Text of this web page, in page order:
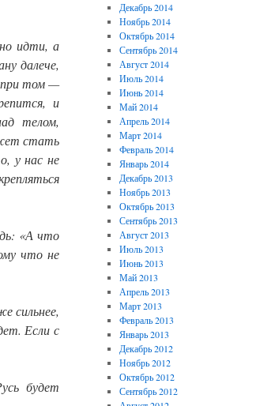
идти, а
далече,
при том —
и
телом,
стать
у нас не
«А что
что не
сильнее,
Если с
будет
Декабрь 2014
Ноябрь 2014
Октябрь 2014
Сентябрь 2014
Август 2014
Июль 2014
Июнь 2014
Май 2014
Апрель 2014
Март 2014
Февраль 2014
Январь 2014
Декабрь 2013
Ноябрь 2013
Октябрь 2013
Сентябрь 2013
Август 2013
Июль 2013
Июнь 2013
Май 2013
Апрель 2013
Март 2013
Февраль 2013
Январь 2013
Декабрь 2012
Ноябрь 2012
Октябрь 2012
Сентябрь 2012